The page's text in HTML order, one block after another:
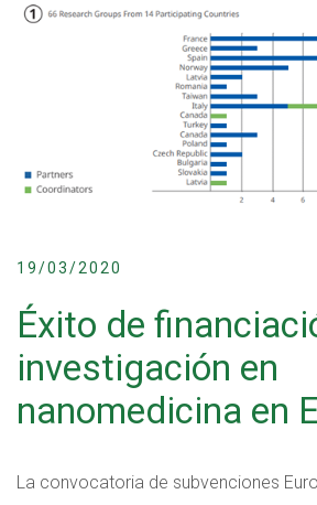
19/03/2020
Éxito de
investigación en
nanomedicina en
La convocatoria de subvenciones